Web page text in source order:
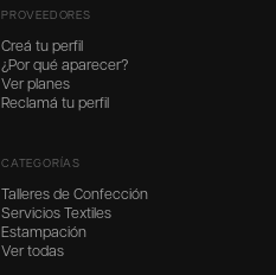
PROVEEDORES
Creá tu perfil
¿Por qué aparecer?
Ver planes
Reclamá tu perfil
CATEGORÍAS
Talleres de Confección
Servicios Textiles
Estampación
Ver todas